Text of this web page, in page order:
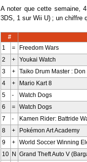
A noter que cette semaine,
3DS, 1 sur Wii U) ; un chiffre
#
1
= Freedom Wars
2
+ Youkai Watch
3
+ Taiko Drum Master :
4
+ Mario Kart 8
5
- Watch Dogs
6
= Watch Dogs
7
- Kamen Rider: Battride
8
+ Pokémon Art Academy
9
+ World Soccer Winning
10 N Grand Theft Auto V